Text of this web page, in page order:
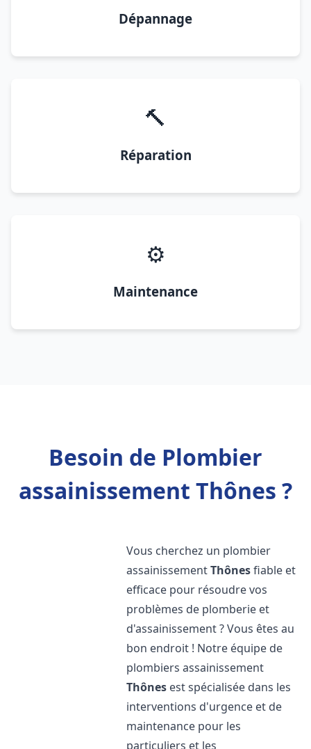
Dépannage
🔨
Réparation
⚙️
Maintenance
Besoin de Plombier
assainissement Thônes ?
Vous cherchez un plombier
assainissementThônesfiable et
efficace pour résoudre vos
problèmes de plomberie et
d'assainissement ? Vous êtes au
bon endroit ! Notre équipe de
plombiers assainissement
Thônes est spécialisée dans les
interventions d'urgence et de
maintenance pour les
particuliers et les